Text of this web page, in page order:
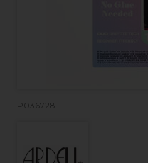
P036728